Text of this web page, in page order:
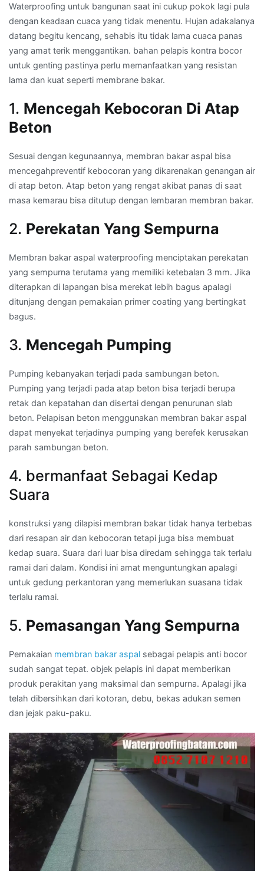
Waterproofing untuk bangunan saat ini cukup pokok lagi pula
dengan keadaan cuaca yang tidak menentu. Hujan adakalanya
datang begitu kencang, sehabis itu tidak lama cuaca panas
yang amat terik menggantikan. bahan pelapis kontra bocor
untuk genting pastinya perlu memanfaatkan yang resistan
lama dan kuat seperti membrane bakar.
1. Mencegah Kebocoran Di Atap
Beton
Sesuai dengan kegunaannya, membran bakar aspal bisa
mencegahpreventif kebocoran yang dikarenakan genangan air
di atap beton. Atap beton yang rengat akibat panas di saat
masa kemarau bisa ditutup dengan lembaran membran bakar.
2. Perekatan Yang Sempurna
Membran bakar aspal waterproofing menciptakan perekatan
yang sempurna terutama yang memiliki ketebalan 3 mm. Jika
diterapkan di lapangan bisa merekat lebih bagus apalagi
ditunjang dengan pemakaian primer coating yang bertingkat
bagus.
3. Mencegah Pumping
Pumping kebanyakan terjadi pada sambungan beton.
Pumping yang terjadi pada atap beton bisa terjadi berupa
retak dan kepatahan dan disertai dengan penurunan slab
beton. Pelapisan beton menggunakan membran bakar aspal
dapat menyekat terjadinya pumping yang berefek kerusakan
parah sambungan beton.
4. bermanfaat Sebagai Kedap
Suara
konstruksi yang dilapisi membran bakar tidak hanya terbebas
dari resapan air dan kebocoran tetapi juga bisa membuat
kedap suara. Suara dari luar bisa diredam sehingga tak terlalu
ramai dari dalam. Kondisi ini amat menguntungkan apalagi
untuk gedung perkantoran yang memerlukan suasana tidak
terlalu ramai.
5. Pemasangan Yang Sempurna
Pemakaian membran bakar aspal sebagai pelapis anti bocor
sudah sangat tepat. objek pelapis ini dapat memberikan
produk perakitan yang maksimal dan sempurna. Apalagi jika
telah dibersihkan dari kotoran, debu, bekas adukan semen
dan jejak paku-paku.